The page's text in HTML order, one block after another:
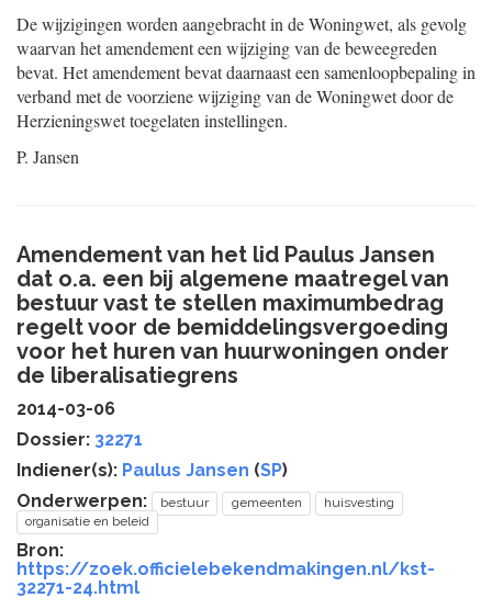
De wijzigingen worden aangebracht in de Woningwet, als gevolg
waarvan het amendement een wijziging van de beweegreden
bevat. Het amendement bevat daarnaast een samenloopbepaling in
verband met de voorziene wijziging van de Woningwet door de
Herzieningswet toegelaten instellingen.
P. Jansen
Amendement van het lid Paulus Jansen
dat o.a. een bij algemene maatregel van
bestuur vast te stellen maximumbedrag
regelt voor de bemiddelingsvergoeding
voor het huren van huurwoningen onder
de liberalisatiegrens
2014-03-06
Dossier: 32271
Indiener(s): Paulus Jansen (SP)
Onderwerpen:
bestuur gemeenten
huisvesting
organisatie en beleid
Bron:
https://zoek.officielebekendmakingen.nl/kst-
32271-24.html